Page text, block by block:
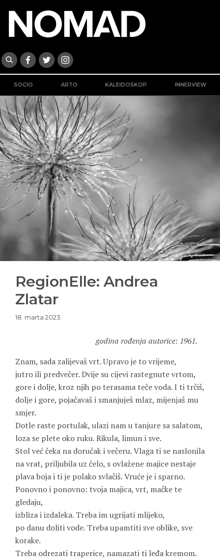
SOCIO ARTO KALEIDOSKOP INNERVIEW
RegionElle: Andrea
Zlatar
18. marta 2023.
godina rođenja autorice: 1961.
Znam, sada zalijevaš vrt. Upravo je to vrijeme,
jutro ili predvečer. Dvije su cijevi rastegnute vrtom,
gore i dolje, kroz njih po terasama teče voda. I ti trčiš,
dolje i gore, pojačavaš i smanjuješ mlaz, mijenjaš mu
smjer.
Dotle raste portulak, ulazi nam u tanjure sa salatom,
loza se plete oko ruku. Rikula, limun i sve.
Stol već čeka na doručak i večeru. Vlaga ti se naslonila
na vrat, priljubila uz čelo, s ovlažene majice nestaje
plava boja i ti je polako svlačiš. Vruće je i sparno.
Ponovno i ponovno: tvoja majica, vrt, mačke te
gledaju,
izbliza i izdaleka. Treba im ugrijati mlijeko,
po danu doliti vode. Treba upamtiti sve oblike, sve
korake.
Treba odrezati traperice, namazati ti leđa kremom.